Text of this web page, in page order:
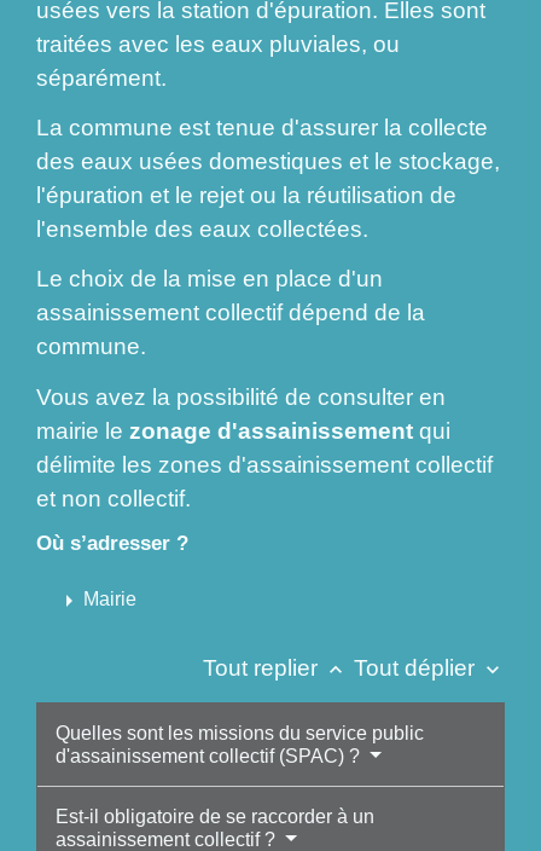
usées vers la station d'épuration. Elles sont
traitées avec les eaux pluviales, ou
séparément.
La commune est tenue d'assurer la collecte
des eaux usées domestiques et le stockage,
l'épuration et le rejet ou la réutilisation de
l'ensemble des eaux collectées.
Le choix de la mise en place d'un
assainissement collectif dépend de la
commune.
Vous avez la possibilité de consulter en
mairie le zonage d'assainissement qui
délimite les zones d'assainissement collectif
et non collectif.
Où s’adresser ?
arrow_right Mairie
Tout replier keyboard_arrow_up Tout déplier keyboard_arrow_down
Quelles sont les missions du service public
d'assainissement collectif (SPAC) ?
Est-il obligatoire de se raccorder à un
assainissement collectif ?